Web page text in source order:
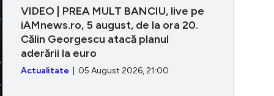
VIDEO | PREA MULT BANCIU, live pe
iAMnews.ro, 5 august, de la ora 20.
Călin Georgescu atacă planul
aderării la euro
Actualitate | 05 August 2026, 21:00